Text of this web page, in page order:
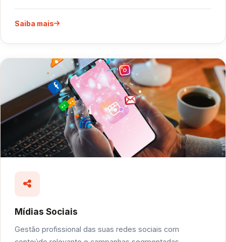
Saiba mais
Mídias Sociais
Gestão profissional das suas redes sociais com